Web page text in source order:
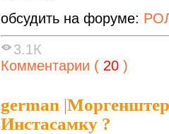
обсудить на форуме:
3.1К
Комментарии ( 20 )
german |
Инстасамку ?